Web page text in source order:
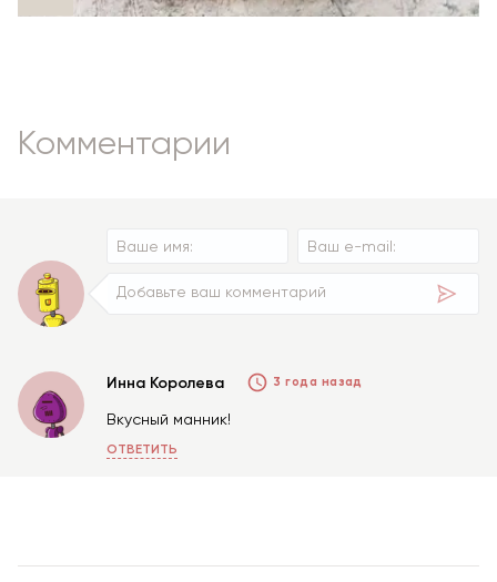
Комментарии
Инна Королева 3 года назад
Вкусный манник!
ОТВЕТИТЬ